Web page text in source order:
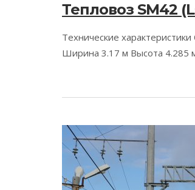
Тепловоз SM42
Технические
Ширина 3.17 м Высота 4.285